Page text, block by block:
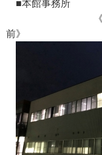
■本館事務所
《実
前》